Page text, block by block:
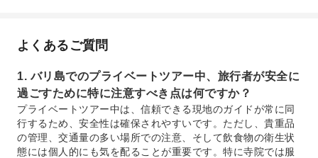
よくあるご質問
1. バリ島でのプライベートツアー中、旅行者が安全に
過ごすために特に注意すべき点は何ですか？
プライベートツアー中は、信頼できる現地のガイドが常に同
行するため、安全性は確保されやすいです。ただし、貴重品
の管理、交通量の多い場所での注意、そして飲食物の衛生状
態には個人的にも気を配ることが重要です。特に寺院では服